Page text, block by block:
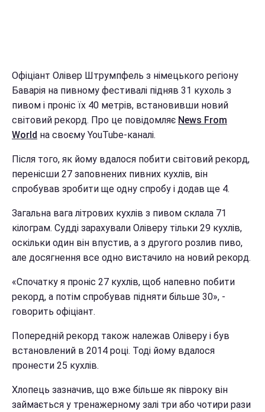
Офіціант Олівер Штрумпфель з німецького регіону
Баварія на пивному фестивалі підняв 31 кухоль з
пивом і проніс їх 40 метрів, встановивши новий
світовий рекорд. Про це повідомляє News From
World на своєму YouTube-каналі.
Після того, як йому вдалося побити світовий рекорд,
перенісши 27 заповнених пивних кухлів, він
спробував зробити ще одну спробу і додав ще 4.
Загальна вага літрових кухлів з пивом склала 71
кілограм. Судді зарахували Оліверу тільки 29 кухлів,
оскільки один він впустив, а з другого розлив пиво,
але досягнення все одно вистачило на новий рекорд.
«Спочатку я проніс 27 кухлів, щоб напевно побити
рекорд, а потім спробував підняти більше 30», -
говорить офіціант.
Попередній рекорд також належав Оліверу і був
встановлений в 2014 році. Тоді йому вдалося
пронести 25 кухлів.
Хлопець зазначив, що вже більше як півроку він
займається у тренажерному залі три або чотири рази